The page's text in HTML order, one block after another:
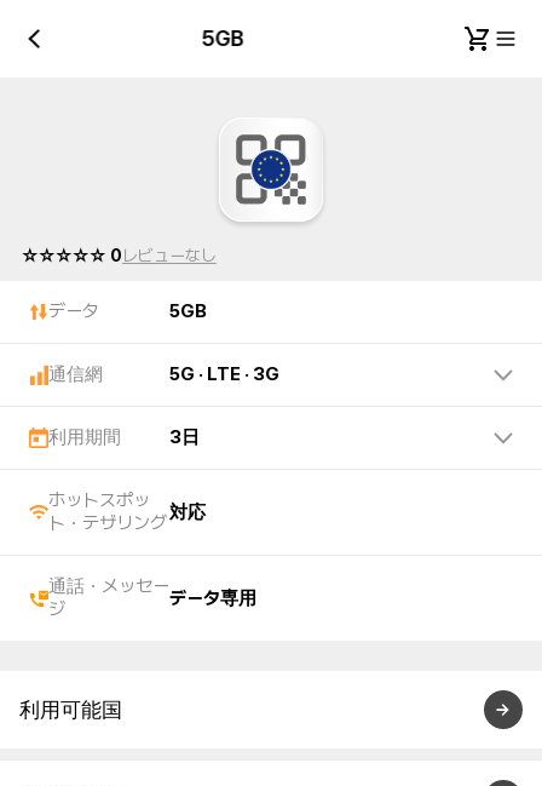
5GB
☆☆☆☆☆ 0レビューなし
データ 5GB
通信網 5G · LTE · 3G
利用期間 3日
ホットスポッ
ト・テザリング
対応
通話・メッセー
ジ
データ専用
利用可能国